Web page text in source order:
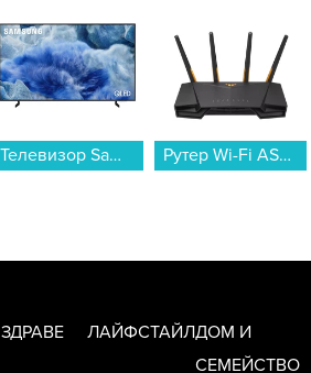
Рутер Wi-Fi ASUS TUF Gaming AX3000 V2 Dual-Band... Саундбар JBL BAR 800 JBLBAR800M2BLKEP...
ЗДРАВЕ ЛАЙФСТАЙЛДОМ И
СЕМЕЙСТВО